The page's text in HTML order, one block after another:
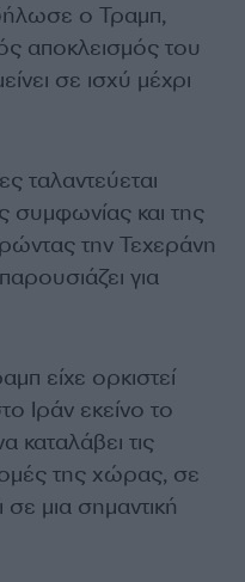
ο Τραμπ,
αποκλεισμός του
σε ισχύ μέχρι
ταλαντεύεται
συμφωνίας και της
την Τεχεράνη
για
είχε ορκιστεί
Ιράν εκείνο το
καταλάβει τις
της χώρας, σε
μια σημαντική